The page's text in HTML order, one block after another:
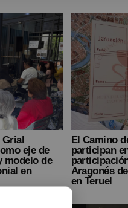
Grial
eje de
modelo de
en
El Camino
participan
Aragonés
en Teruel